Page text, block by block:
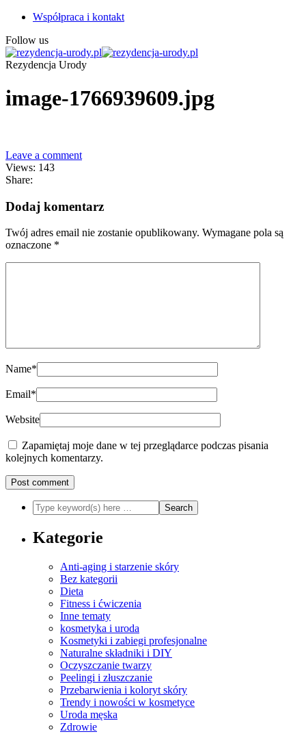
Współpraca i kontakt
Follow us
Rezydencja Urody
image-1766939609.jpg
Leave a comment
Views: 143
Share:
Dodaj komentarz
Twój adres email nie zostanie opublikowany. Wymagane pola są
oznaczone *
Name*
Email*
Website
Zapamiętaj moje dane w tej przeglądarce podczas pisania
kolejnych komentarzy.
Kategorie
Anti-aging i starzenie skóry
Bez kategorii
Dieta
Fitness i ćwiczenia
Inne tematy
kosmetyka i uroda
Kosmetyki i zabiegi profesjonalne
Naturalne składniki i DIY
Oczyszczanie twarzy
Peelingi i złuszczanie
Przebarwienia i koloryt skóry
Trendy i nowości w kosmetyce
Uroda męska
Zdrowie